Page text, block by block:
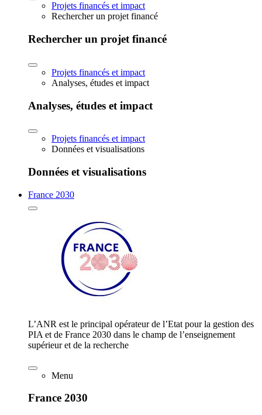
Projets financés et impact
Rechercher un projet financé
Rechercher un projet financé
Projets financés et impact
Analyses, études et impact
Analyses, études et impact
Projets financés et impact
Données et visualisations
Données et visualisations
France 2030
L’ANR est le principal opérateur de l’Etat pour la gestion des
PIA et de France 2030 dans le champ de l’enseignement
supérieur et de la recherche
Menu
France 2030